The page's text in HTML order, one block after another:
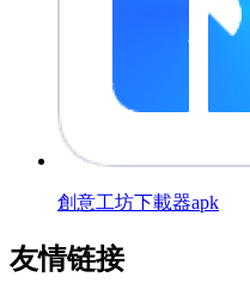
創意工坊下載器apk
友情链接